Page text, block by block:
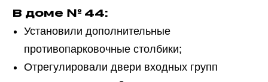
В доме № 44:
Установили дополнительные
противопарковочные столбики;
Отрегулировали двери входных групп